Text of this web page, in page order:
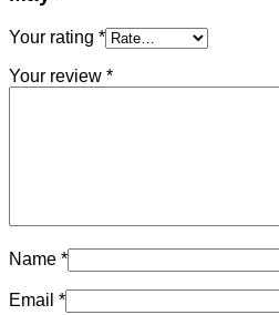
Your rating *
Your review *
Name *
Email *